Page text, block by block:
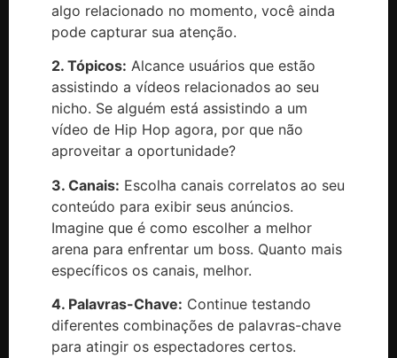
algo relacionado no momento, você ainda
pode capturar sua atenção.
2. Tópicos: Alcance usuários que estão
assistindo a vídeos relacionados ao seu
nicho. Se alguém está assistindo a um
vídeo de Hip Hop agora, por que não
aproveitar a oportunidade?
3. Canais: Escolha canais correlatos ao seu
conteúdo para exibir seus anúncios.
Imagine que é como escolher a melhor
arena para enfrentar um boss. Quanto mais
específicos os canais, melhor.
4. Palavras-Chave: Continue testando
diferentes combinações de palavras-chave
para atingir os espectadores certos.